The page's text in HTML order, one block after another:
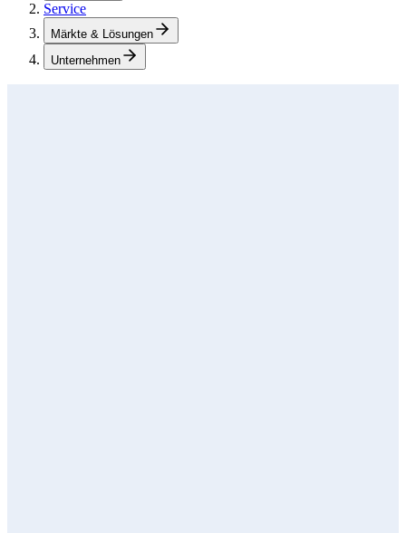
Service
Märkte & Lösungen
Unternehmen